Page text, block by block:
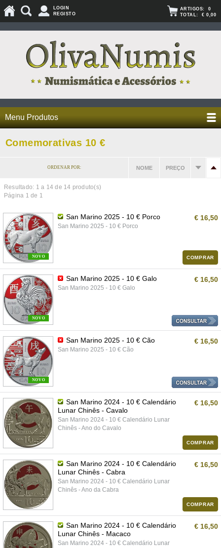
LOGIN
REGISTO
ARTIGOS: 0
TOTAL: € 0,00
Menu Produtos
Comemorativas 10 €
ORDENAR POR: NOME PREÇO
Resultado: 1 a 14 de 14 produto(s)
Página 1 de 1
NOVO
San Marino 2025 - 10 € Porco
San Marino 2025 - 10 € Porco
€ 16,50
COMPRAR
NOVO
San Marino 2025 - 10 € Galo
San Marino 2025 - 10 € Galo
€ 16,50
NOVO
San Marino 2025 - 10 € Cão
San Marino 2025 - 10 € Cão
€ 16,50
San Marino 2024 - 10 € Calendário
Lunar Chinês - Cavalo
San Marino 2024 - 10 € Calendário Lunar
Chinês - Ano do Cavalo
€ 16,50
COMPRAR
San Marino 2024 - 10 € Calendário
Lunar Chinês - Cabra
San Marino 2024 - 10 € Calendário Lunar
Chinês - Ano da Cabra
€ 16,50
COMPRAR
San Marino 2024 - 10 € Calendário
Lunar Chinês - Macaco
San Marino 2024 - 10 € Calendário Lunar
€ 16,50